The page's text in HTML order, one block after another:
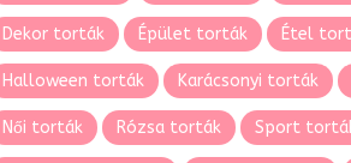
Dekor torták Épület torták Étel
Halloween torták Karácsonyi torták
Női torták Rózsa torták Sport